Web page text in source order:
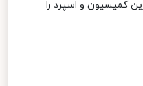
کمیسیون و اسپرد را